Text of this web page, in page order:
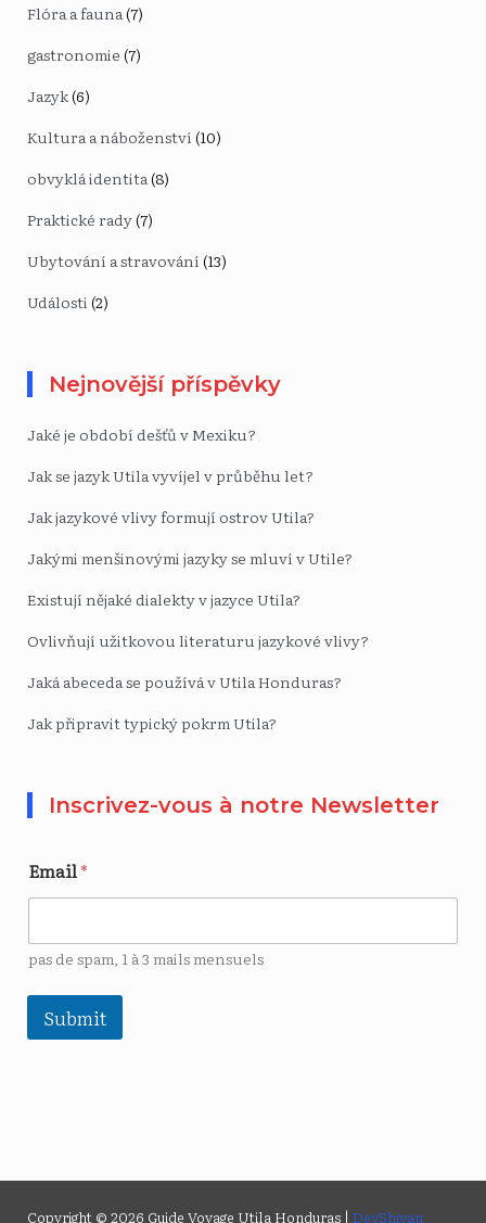
Flóra a fauna (7)
gastronomie (7)
Jazyk(6)
Kultura a náboženství (10)
obvyklá identita (8)
Praktické rady(7)
Ubytování a stravování (13)
Události (2)
Nejnovější příspěvky
Jaké je období dešťů v Mexiku?
Jak se jazyk Utila vyvíjel v průběhu let?
Jak jazykové vlivy formují ostrov Utila?
Jakými menšinovými jazyky se mluví v Utile?
Existují nějaké dialekty v jazyce Utila?
Ovlivňují užitkovou literaturu jazykové vlivy?
Jaká abeceda se používá v Utila Honduras?
Jak připravit typický pokrm Utila?
Inscrivez-vous à notre Newsletter
Email*
pas de spam, 1 à 3 mails mensuels
Submit
Copyright © 2026 Guide Voyage Utila Honduras | DevShivan